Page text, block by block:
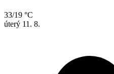
33/19 °C
úterý 11. 8.